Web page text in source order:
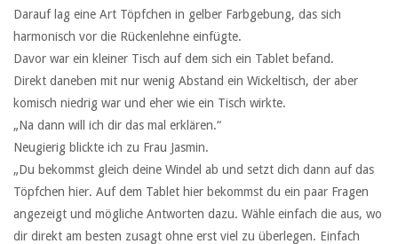
Darauf lag eine Art Töpfchen in gelber Farbgebung, das sich
harmonisch vor die Rückenlehne einfügte.
Davor war ein kleiner Tisch auf dem sich ein Tablet befand.
Direkt daneben mit nur wenig Abstand ein Wickeltisch, der aber
komisch niedrig war und eher wie ein Tisch wirkte.
„Na dann will ich dir das mal erklären.“
Neugierig blickte ich zu Frau Jasmin.
„Du bekommst gleich deine Windel ab und setzt dich dann auf das
Töpfchen hier. Auf dem Tablet hier bekommst du ein paar Fragen
angezeigt und mögliche Antworten dazu. Wähle einfach die aus, wo
dir direkt am besten zusagt ohne erst viel zu überlegen. Einfach